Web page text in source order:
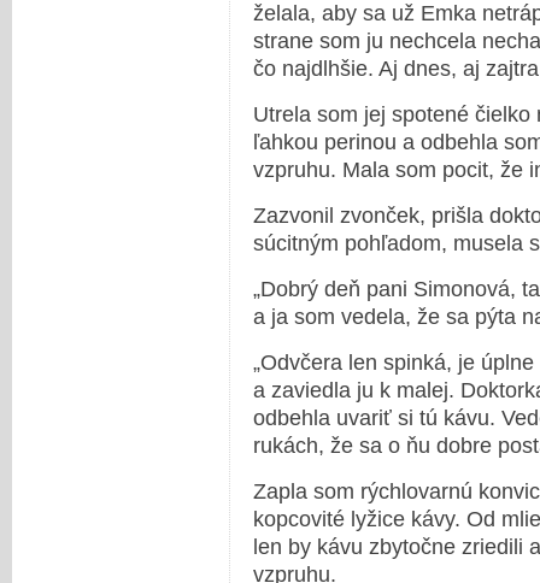
želala, aby sa už Emka
strane som ju nechcela
čo najdlhšie. Aj dnes, aj
Utrela som jej spotené
ľahkou perinou a odbehla
vzpruhu. Mala som pocit, že
Zazvonil zvonček, prišla
súcitným pohľadom, musela
„Dobrý deň pani Simonová,
a ja som vedela, že sa pýta
„Odvčera len spinká, je
a zaviedla ju k malej.
odbehla uvariť si tú kávu.
rukách, že sa o ňu dobre
Zapla som rýchlovarnú
kopcovité lyžice kávy. Od
len by kávu zbytočne zriedili
vzpruhu.